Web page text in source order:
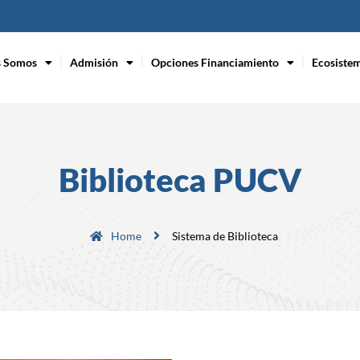
Somos Admisión Opciones Financiamiento
Biblioteca PUCV
Home Sistema de Biblioteca